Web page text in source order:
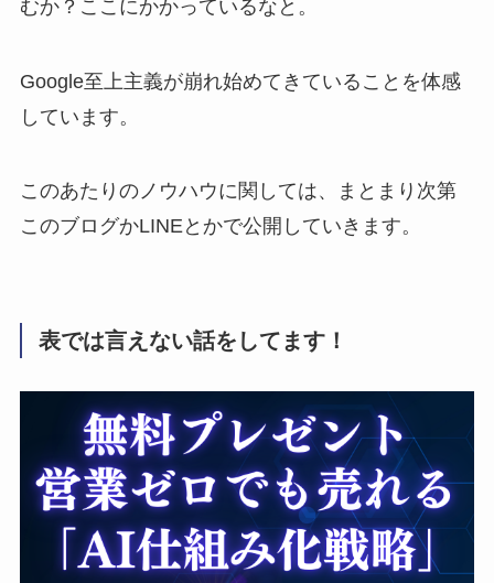
むか？ここにかかっているなと。
Google至上主義が崩れ始めてきていることを体感
しています。
このあたりのノウハウに関しては、まとまり次第
このブログかLINEとかで公開していきます。
表では言えない話をしてます！